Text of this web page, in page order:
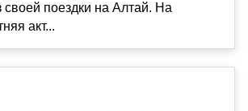
поездки на Алтай. На
акт...